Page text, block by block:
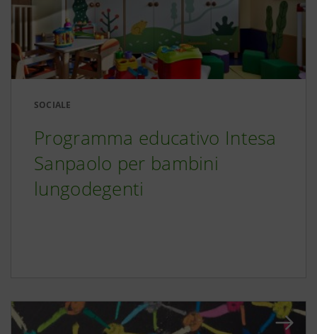
SOCIALE
Programma educativo Intesa
Sanpaolo per bambini
lungodegenti